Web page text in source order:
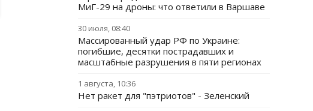
МиГ-29 на дроны: что ответили в Варшаве
30 июля, 08:40
Массированный удар РФ по Украине:
погибшие, десятки пострадавших и
масштабные разрушения в пяти регионах
1 августа, 10:36
Нет ракет для "пэтриотов" - Зеленский